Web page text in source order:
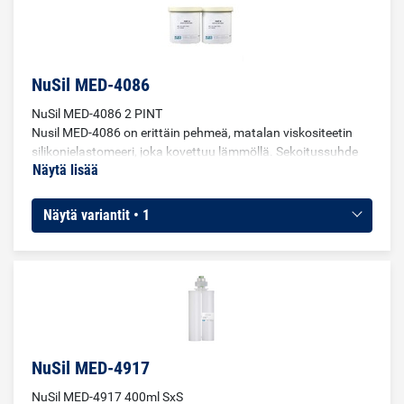
NuSil MED-4086
NuSil MED-4086 2 PINT
Nusil MED-4086 on erittäin pehmeä, matalan viskositeetin
silikonielastomeeri, joka kovettuu lämmöllä. Sekoitussuhde
1:1. Käytetään istutukseen, kapselointiin, pinnoitukseen sekä
Näytä lisää
Näytä variantit • 1
NuSil MED-4917
NuSil MED-4917 400ml SxS